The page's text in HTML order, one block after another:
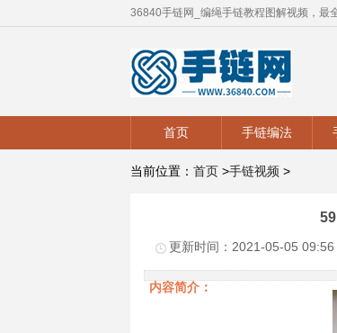
36840手链网_编绳手链教程图解视频，最
首页
手链编法
当前位置： 首页 >手链视频 >
更新时间：2021-05-05 09:56
内容简介：